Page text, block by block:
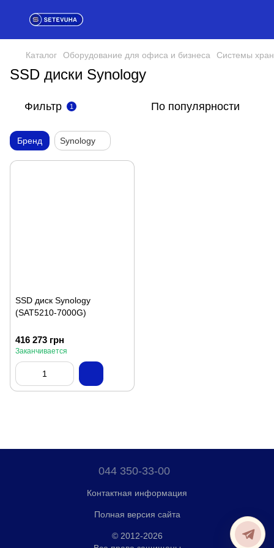
Каталог Оборудование для офиса и бизнеса Системы
SSD диски Synology
Фильтр 1 По популярности
Бренд Synology
SSD диск Synology
(SAT5210-7000G)
416 273 грн
Заканчивается
044 350-33-00
Контактная информация
Полная версия сайта
© 2012-2026